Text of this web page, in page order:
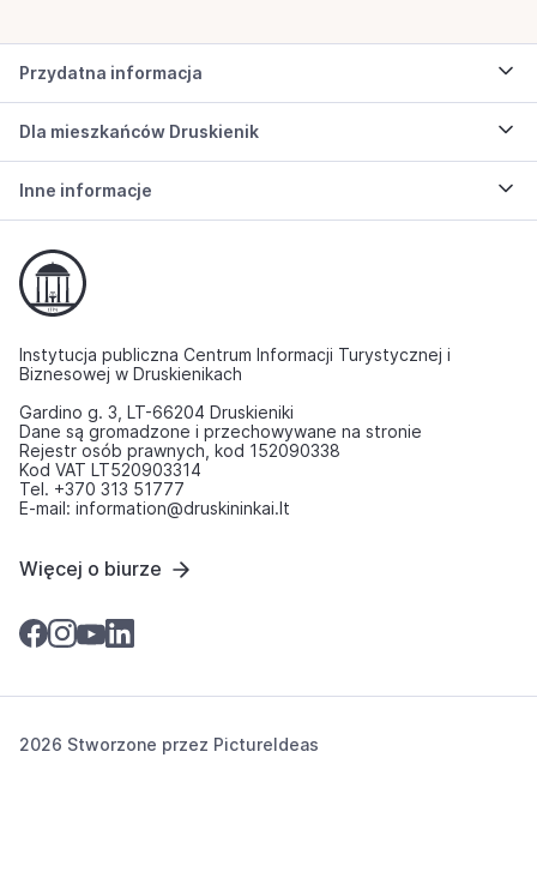
Przydatna informacja
Dla mieszkańców Druskienik
Inne informacje
Instytucja publiczna Centrum Informacji Turystycznej i
Biznesowej w Druskienikach
Gardino g. 3, LT-66204 Druskieniki
Dane są gromadzone i przechowywane na stronie
Rejestr osób prawnych, kod 152090338
Kod VAT LT520903314
Tel. +370 313 51777
E-mail: information@druskininkai.lt
Więcej o biurze
2026 Stworzone przez PictureIdeas